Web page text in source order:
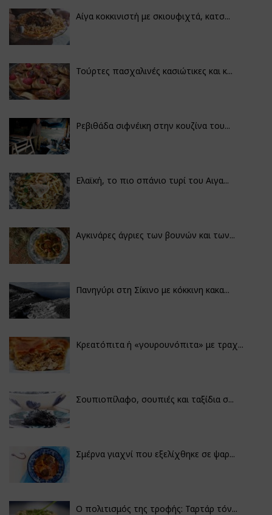
Αίγα κοκκινιστή με σκιουφιχτά, κατσ...
Τούρτες πασχαλινές κασιώτικες και κ...
Ρεβιθάδα σιφνέικη στην κουζίνα του...
Ελαϊκή, το πιο σπάνιο τυρί του Αιγα...
Αγκινάρες άγριες των βουνών και των...
Πανηγύρι στη Σίκινο με κόκκινη κακα...
Κρεατόπιτα ή «γουρουνόπιτα» με τραχ...
Σουπιοπίλαφο, σουπιές και ταξίδια σ...
Σμέρνα γιαχνί που εξελίχθηκε σε ψαρ...
Ο πολιτισμός της τροφής: Ταρτάρ τόν...